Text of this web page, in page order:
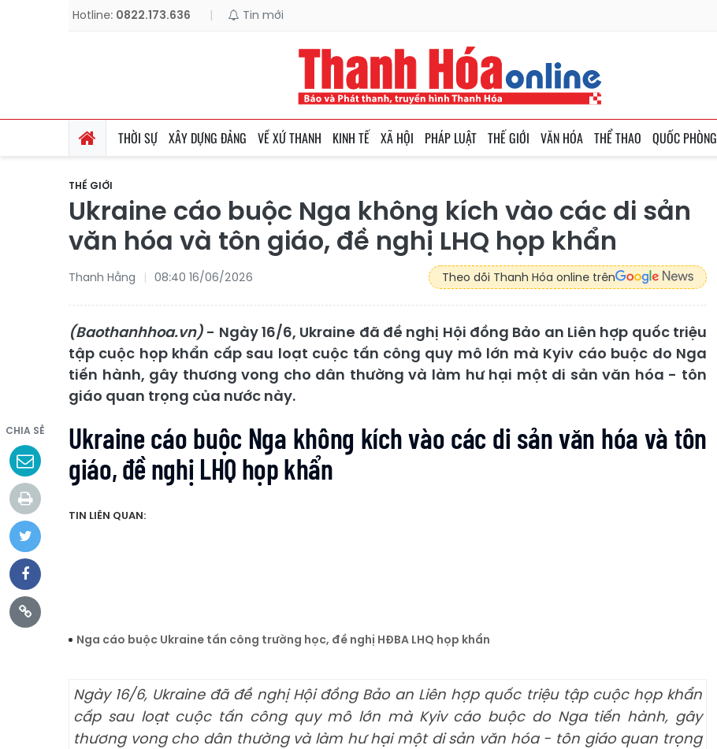
Hotline: 0822.173.636 | Tin mới
THỜI SỰ XÂY DỰNG ĐẢNG VỀ XỨ THANH KINH TẾ XÃ HỘI PHÁP LUẬT THẾ GIỚI VĂN HÓA THỂ THAO QUỐC PHÒNG
THẾ GIỚI
Ukraine cáo buộc Nga không kích vào các di sản
văn hóa và tôn giáo, đề nghị LHQ họp khẩn
Thanh Hằng 08:40 16/06/2026 Theo dõi Thanh Hóa online trên
(Baothanhhoa.vn) - Ngày 16/6, Ukraine đã đề nghị Hội đồng Bảo an Liên hợp quốc triệu
tập cuộc họp khẩn cấp sau loạt cuộc tấn công quy mô lớn mà Kyiv cáo buộc do Nga
tiến hành, gây thương vong cho dân thường và làm hư hại một di sản văn hóa - tôn
giáo quan trọng của nước này.
CHIA SẺ
Ukraine cáo buộc Nga không kích vào các di sản văn hóa và tôn
giáo, đề nghị LHQ họp khẩn
TIN LIÊN QUAN:
Nga cáo buộc Ukraine tấn công trường học, đề nghị HĐBA LHQ họp khẩn
Ngày 16/6, Ukraine đã đề nghị Hội đồng Bảo an Liên hợp quốc triệu tập cuộc họp khẩn
cấp sau loạt cuộc tấn công quy mô lớn mà Kyiv cáo buộc do Nga tiến hành, gây
thương vong cho dân thường và làm hư hại một di sản văn hóa - tôn giáo quan trọng